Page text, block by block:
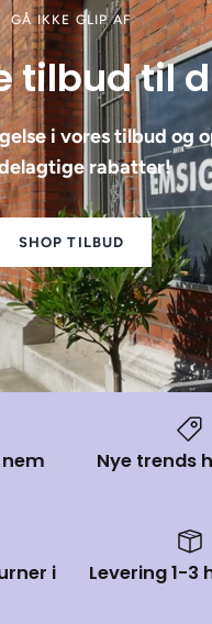
GÅ IKKE GLIP AF
tilbud til
i vores tilbud og
rabatter!
SHOP TILBUD
Nye trends
i
Levering 1-3